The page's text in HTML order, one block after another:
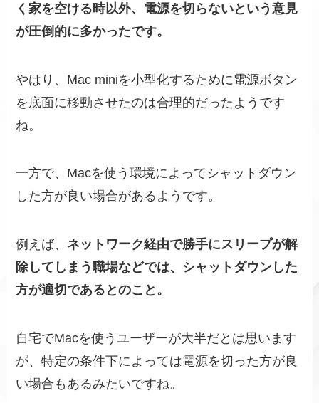
く家を空ける時以外、電源を切らないという意見
が圧倒的に多かったです。
やはり、Mac miniを小型化するために電源ボタン
を底面に移動させたのは合理的だったようです
ね。
一方で、Macを使う環境によってシャットダウン
した方が良い場合があるようです。
例えば、 ネットワーク経由で勝手にスリープが解
除してしまう職場などでは、シャットダウンした
方が適切であるとのこと。
自宅でMacを使うユーザーが大半だとは思います
が、特定の条件下によっては電源を切った方が良
い場合もあるみたいですね。